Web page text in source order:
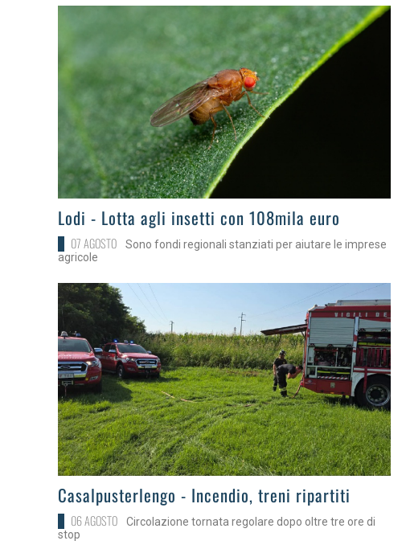
>Lodi - Lotta agli insetti con 108mila euro
07 AGOSTO
Sono fondi regionali stanziati per aiutare le imprese
agricole
>
Casalpusterlengo - Incendio, treni ripartiti
06 AGOSTO
Circolazione tornata regolare dopo oltre tre ore di
stop